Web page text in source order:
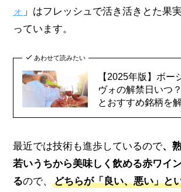
ォ 」はフレッシュで活き活きとた果
っています。
あわせて読みたい
【2025年版】ボー
ヴォの解禁日いつ
とおすすめ銘柄を
最近では技術も進歩しているので、
若いうちから美味しく飲める赤ワイ
るので、どちらが「良い、悪い」と